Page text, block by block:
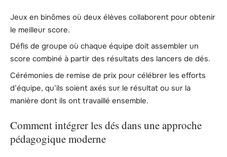
Jeux en binômes où deux élèves collaborent pour obtenir
le meilleur score.
Défis de groupe où chaque équipe doit assembler un
score combiné à partir des résultats des lancers de dés.
Cérémonies de remise de prix pour célébrer les efforts
d’équipe, qu’ils soient axés sur le résultat ou sur la
manière dont ils ont travaillé ensemble.
Comment intégrer les dés dans une approche
pédagogique moderne